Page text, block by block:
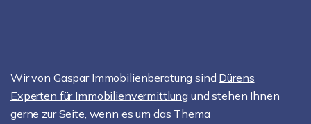
Wir von Gaspar Immobilienberatung sind Dürens
Experten für Immobilienvermittlung und stehen Ihnen
gerne zur Seite, wenn es um das Thema